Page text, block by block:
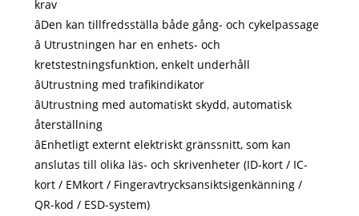
krav
âDen kan tillfredsställa både gång- och cykelpassage
â Utrustningen har en enhets- och
kretstestningsfunktion, enkelt underhåll
âUtrustning med trafikindikator
âUtrustning med automatiskt skydd, automatisk
återställning
âEnhetligt externt elektriskt gränssnitt, som kan
anslutas till olika läs- och skrivenheter (ID-kort / IC-
kort / EMkort / Fingeravtrycksansiktsigenkänning /
QR-kod / ESD-system)